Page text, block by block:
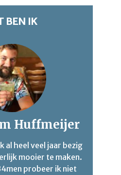
BEN IK
Huffmeijer
al heel veel jaar bezig
mooier te maken.
probeer ik niet